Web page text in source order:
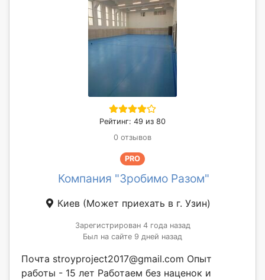
Рейтинг: 49 из 80
0 отзывов
PRO
Компания "Зробимо Разом"
Киев (Может приехать в г. Узин)
Зарегистрирован 4 года назад
Был на сайте 9 дней назад
Почта stroyproject2017@gmail.com Опыт
работы - 15 лет Работаем без наценок и